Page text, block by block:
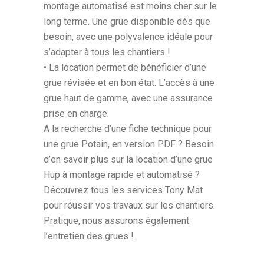
montage automatisé est moins cher sur le
long terme. Une grue disponible dès que
besoin, avec une polyvalence idéale pour
s’adapter à tous les chantiers !
• La location permet de bénéficier d’une
grue révisée et en bon état. L’accès à une
grue haut de gamme, avec une assurance
prise en charge.
A la recherche d’une fiche technique pour
une grue Potain, en version PDF ? Besoin
d’en savoir plus sur la location d’une grue
Hup à montage rapide et automatisé ?
Découvrez tous les services Tony Mat
pour réussir vos travaux sur les chantiers.
Pratique, nous assurons également
l’entretien des grues !